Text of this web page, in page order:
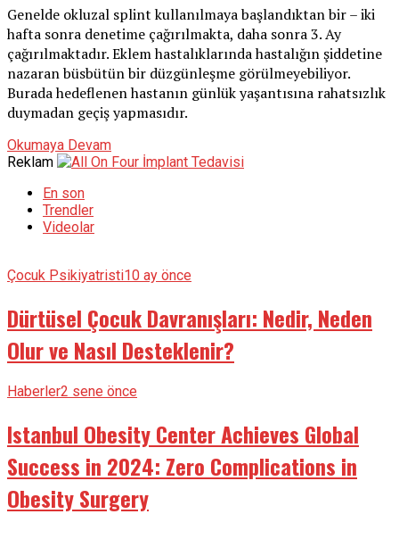
Genelde okluzal splint kullanılmaya başlandıktan bir – iki
hafta sonra denetime çağırılmakta, daha sonra 3. Ay
çağırılmaktadır. Eklem hastalıklarında hastalığın şiddetine
nazaran büsbütün bir düzgünleşme görülmeyebiliyor.
Burada hedeflenen hastanın günlük yaşantısına rahatsızlık
duymadan geçiş yapmasıdır.
Okumaya Devam
Reklam
En son
Trendler
Videolar
Çocuk Psikiyatristi10 ay önce
Dürtüsel Çocuk Davranışları: Nedir, Neden
Olur ve Nasıl Desteklenir?
Haberler2 sene önce
Istanbul Obesity Center Achieves Global
Success in 2024: Zero Complications in
Obesity Surgery